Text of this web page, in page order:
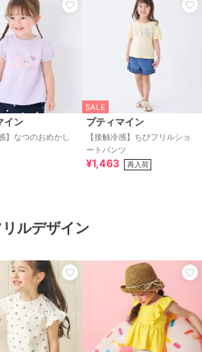
イン
】なつのおめかし
SALE
プティマイン
【接触冷感】ちびフリルショ
ートパンツ
¥1,463 再入荷
ルデザイン